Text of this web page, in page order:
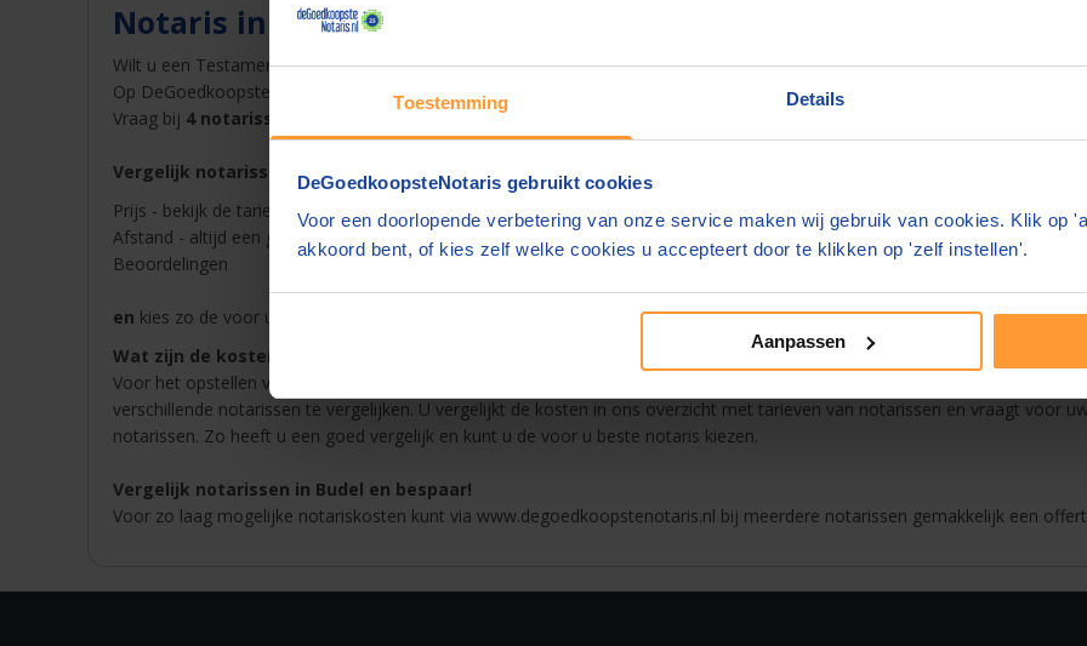
Toestemming Details
DeGoedkoopsteNotaris gebruikt cookies
Voor een doorlopende verbetering van onze service maken wij gebruik van cookies. Klik op
akkoord bent, of kies zelf welke cookies u accepteert door te klikken op 'zelf instellen'.
Aanpassen
Notaris in Budel
Wilt u een Testament opstellen bij een notaris inBudel?
Op DeGoedkoopsteNotaris.nl vindt u snel en gemakkelijk de beste en goedkoopste notaris. Door te vergelijken en gratis
Vraag bij 4 notarissen een offerte op en ontvang deze in uw mail.
Vergelijk notarissen in Budel op
Prijs - bekijk de tarieven van de notaris in Budel in ons overzicht
Afstand - altijd een goedkope notaris in de buurt van Budel
Beoordelingen
en kies zo de voor u beste notaris in Budel voor Testament
Wat zijn de kosten van een notaris in Budel?
Voor het opstellen van een akte betaalt u notariskosten. De notaris mag zelf zijn tarieven bepalen. Deze kunnen enorm
verschillende notarissen te vergelijken. U vergelijkt de kosten in ons overzicht met tarieven van notarissen en vraagt voor
notarissen. Zo heeft u een goed vergelijk en kunt u de voor u beste notaris kiezen.
Vergelijk notarissen in Budel en bespaar!
Voor zo laag mogelijke notariskosten kunt via www.degoedkoopstenotaris.nl bij meerdere notarissen gemakkelijk een